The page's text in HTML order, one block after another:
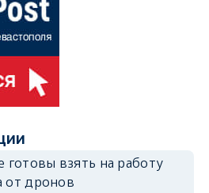
готовы взять на работу
от дронов